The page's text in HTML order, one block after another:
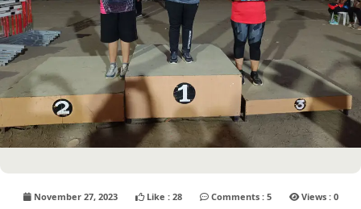
November 27, 2023 Like : 28 Comments : 5
Views : 0